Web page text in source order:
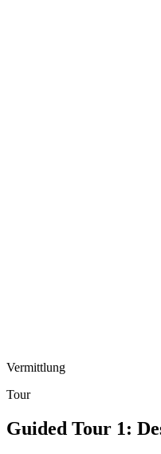
Vermittlung
Tour
Guided Tour 1: